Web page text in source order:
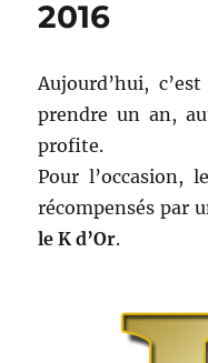
2016
Aujourd’hui,
prendre un an,
profite.
Pour l’occasion,
récompensés par
le K d’Or.